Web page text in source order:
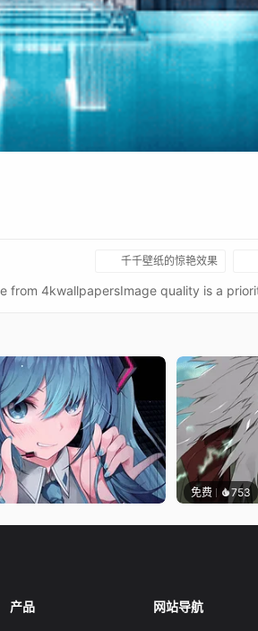
千千壁纸的惊艳效果
免费 753
产品 网站导航